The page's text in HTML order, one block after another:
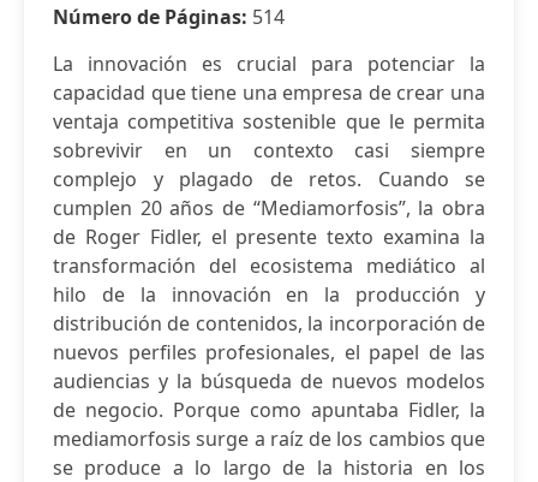
Número de Páginas: 514
La innovación es crucial para potenciar la
capacidad que tiene una empresa de crear una
ventaja competitiva sostenible que le permita
sobrevivir en un contexto casi siempre
complejo y plagado de retos. Cuando se
cumplen 20 años de “Mediamorfosis”, la obra
de Roger Fidler, el presente texto examina la
transformación del ecosistema mediático al
hilo de la innovación en la producción y
distribución de contenidos, la incorporación de
nuevos perfiles profesionales, el papel de las
audiencias y la búsqueda de nuevos modelos
de negocio. Porque como apuntaba Fidler, la
mediamorfosis surge a raíz de los cambios que
se produce a lo largo de la historia en los